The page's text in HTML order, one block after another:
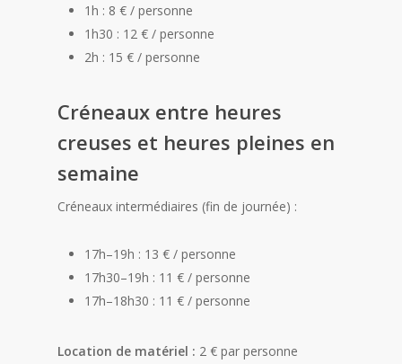
1h : 8 € / personne
1h30 : 12 € / personne
2h : 15 € / personne
Créneaux entre heures
creuses et heures pleines en
semaine
Créneaux intermédiaires (fin de journée) :
17h–19h : 13 € / personne
17h30–19h : 11 € / personne
17h–18h30 : 11 € / personne
Location de matériel : 2 € par personne